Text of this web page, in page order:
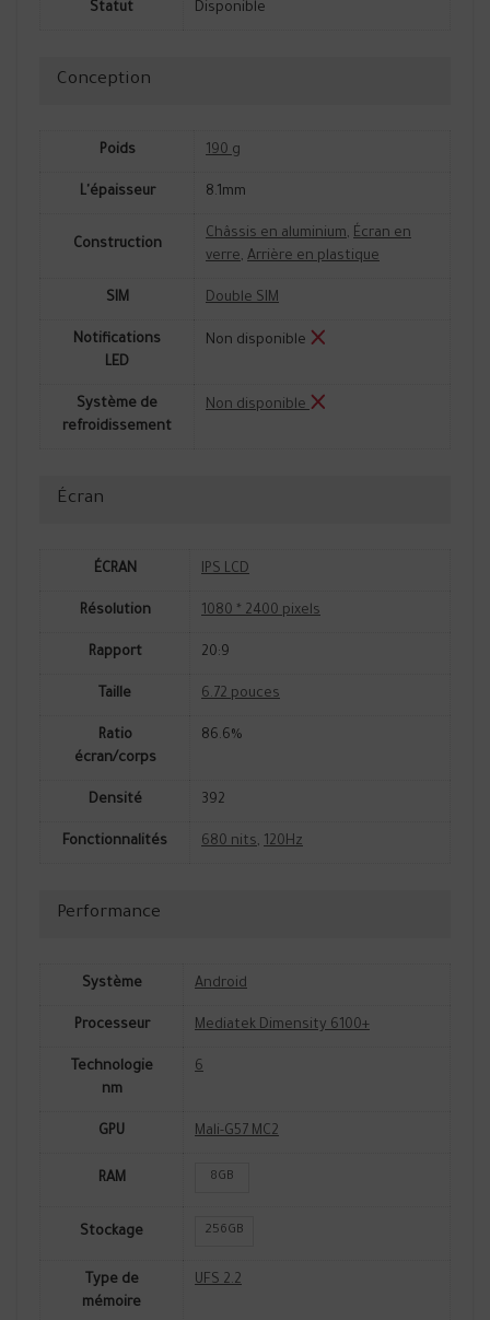
Statut Disponible
Conception
Poids 190 g
L'épaisseur 8.1mm
Construction
Châssis en aluminium, Écran en
verre, Arrière en plastique
SIM Double SIM
Notifications
LED
Non disponible
Système de
refroidissement
Non disponible
Écran
ÉCRAN IPS LCD
Résolution 1080 * 2400 pixels
Rapport 20:9
Taille 6.72 pouces
Ratio
écran/corps
86.6%
Densité 392
Fonctionnalités 680 nits, 120Hz
Performance
Système Android
Processeur Mediatek Dimensity 6100+
Technologie
nm
6
GPU Mali-G57 MC2
RAM 8GB
Stockage 256GB
Type de
mémoire
UFS 2.2